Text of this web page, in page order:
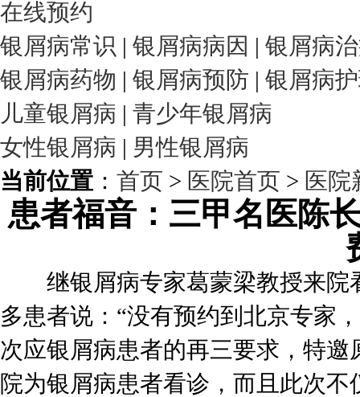
在线预约
银屑病常识 | 银屑病病因 | 银屑病
银屑病药物 | 银屑病预防 | 银屑病
儿童银屑病 | 青少年银屑病
女性银屑病 | 男性银屑病
当前位置 ： 首页 > 医院首页 > 医院
患者福音：三甲名医陈
继银屑病专家葛蒙梁教授来院
多患者说：“没有预约到北京专家
次应银屑病患者的再三要求，特
院为银屑病患者看诊，而且此次